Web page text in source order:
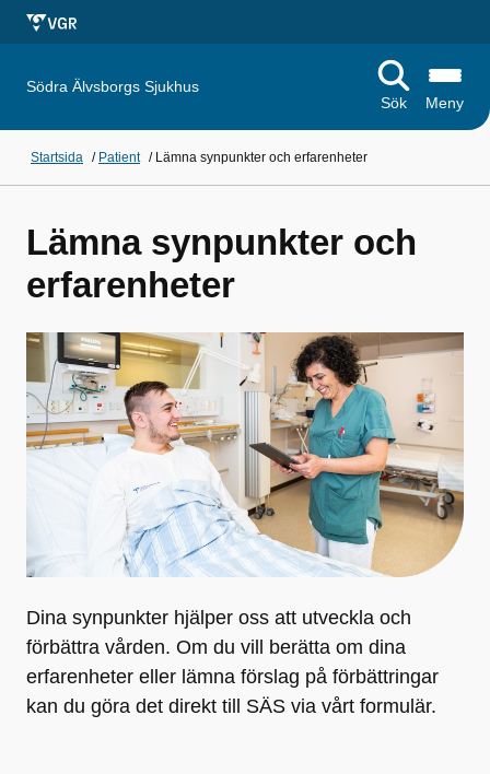
Södra Älvsborgs Sjukhus
Sök
Meny
Startsida / Patient / Lämna synpunkter och erfarenheter
Lämna synpunkter och
erfarenheter
Dina synpunkter hjälper oss att utveckla och
förbättra vården. Om du vill berätta om dina
erfarenheter eller lämna förslag på förbättringar
kan du göra det direkt till SÄS via vårt formulär.